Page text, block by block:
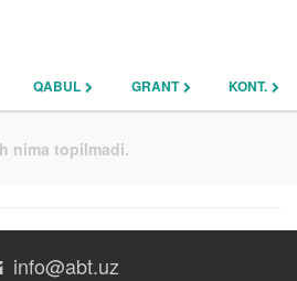
QABUL GRANT KONT.
nima topilmadi.
info@abt.uz